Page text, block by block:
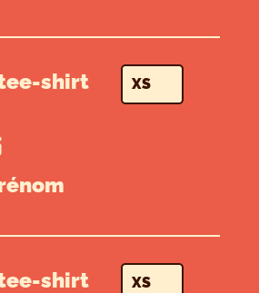
shirt
shirt